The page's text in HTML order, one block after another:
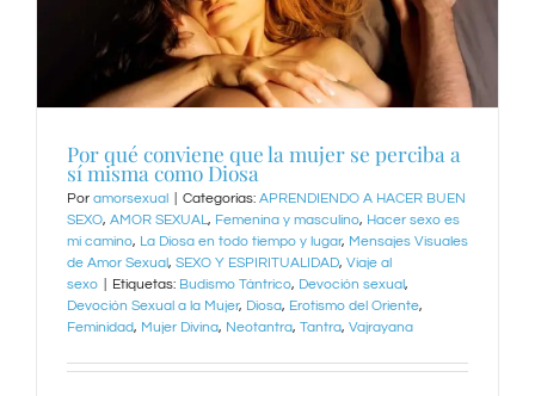
Por qué conviene que la mujer se perciba a
sí misma como Diosa
Por amorsexual Categorías: APRENDIENDO A HACER BUEN
SEXO, AMOR SEXUAL, Femenina y masculino, Hacer sexo es
mi camino, La Diosa en todo tiempo y lugar, Mensajes Visuales
de Amor Sexual, SEXO Y ESPIRITUALIDAD, Viaje al
sexo
Etiquetas: Budismo Tántrico, Devoción sexual,
Devoción Sexual a la Mujer, Diosa, Erotismo del Oriente,
Feminidad, Mujer Divina, Neotantra, Tantra, Vajrayana